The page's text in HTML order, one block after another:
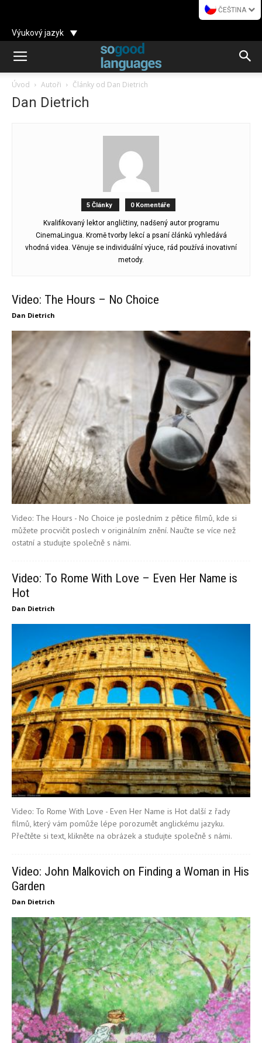
ČEŠTINA
Výukový jazyk
Úvod Autoři Články od Dan Dietrich
Dan Dietrich
5 Články 0 Komentáře
Kvalifikovaný lektor angličtiny, nadšený autor programu
CinemaLingua. Kromě tvorby lekcí a psaní článků vyhledává
vhodná videa. Věnuje se individuální výuce, rád používá inovativní
metody.
Video: The Hours – No Choice
Dan Dietrich
Video: The Hours - No Choice je posledním z pětice filmů, kde si
můžete procvičit poslech v originálním znění. Naučte se více než
ostatní a studujte společně s námi.
Video: To Rome With Love – Even Her Name is
Hot
Dan Dietrich
Video: To Rome With Love - Even Her Name is Hot další z řady
filmů, který vám pomůže lépe porozumět anglickému jazyku.
Přečtěte si text, klikněte na obrázek a studujte společně s námi.
Video: John Malkovich on Finding a Woman in His
Garden
Dan Dietrich